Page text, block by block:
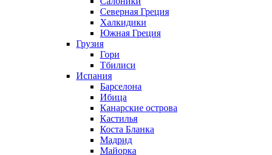
Северная Греция
Халкидики
Южная Греция
Грузия
Гори
Тбилиси
Испания
Барселона
Ибица
Канарские острова
Кастилья
Коста Бланка
Мадрид
Майорка